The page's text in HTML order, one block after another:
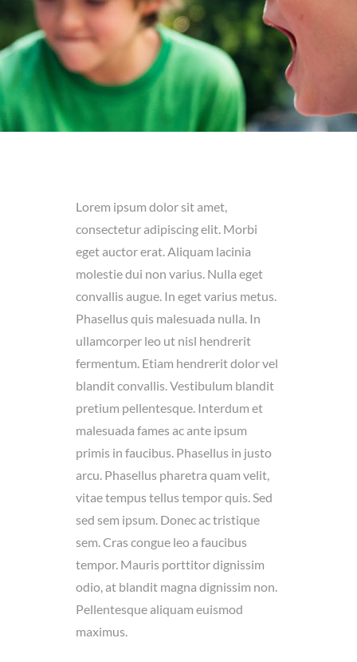
Betreuungsfreie Zeit
Termine
Impressum
Lorem ipsum dolor sit amet,
consectetur adipiscing elit. Morbi
eget auctor erat. Aliquam lacinia
molestie dui non varius. Nulla eget
convallis augue. In eget varius metus.
Phasellus quis malesuada nulla. In
ullamcorper leo ut nisl hendrerit
fermentum. Etiam hendrerit dolor vel
blandit convallis. Vestibulum blandit
pretium pellentesque. Interdum et
malesuada fames ac ante ipsum
primis in faucibus. Phasellus in justo
arcu. Phasellus pharetra quam velit,
vitae tempus tellus tempor quis. Sed
sed sem ipsum. Donec ac tristique
sem. Cras congue leo a faucibus
tempor. Mauris porttitor dignissim
odio, at blandit magna dignissim non.
Pellentesque aliquam euismod
maximus.